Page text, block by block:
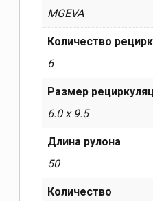
MGEVA
Количество
6
Размер
6.0 x 9.5
Длина рулона
50
Количество